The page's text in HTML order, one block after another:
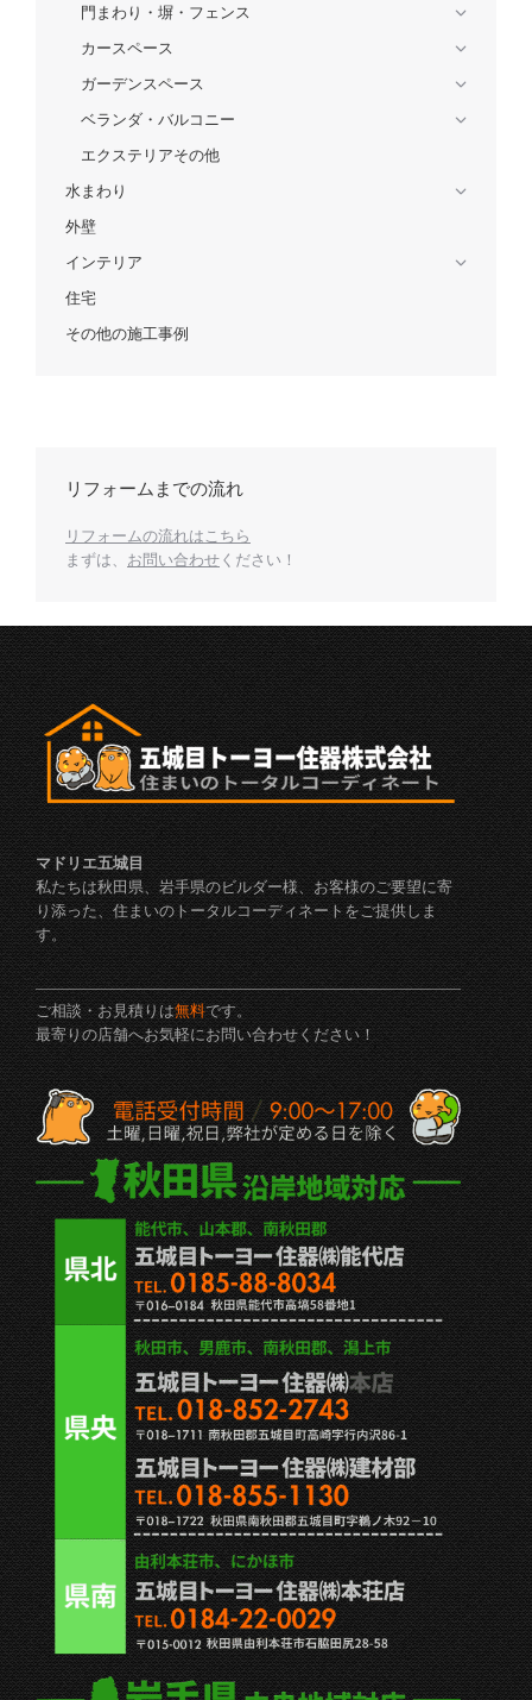
門まわり・塀・フェンス
カースペース
ガーデンスペース
ベランダ・バルコニー
エクステリアその他
水まわり
外壁
インテリア
住宅
その他の施工事例
リフォームまでの流れ
リフォームの流れはこちら
まずは、 お問い合わせ ください！
マドリエ五城目
私たちは秋田県、岩手県のビルダー様、お客様のご要望に寄
り添った、住まいのトータルコーディネートをご提供しま
す。
ご相談・お見積りは無料です。
最寄りの店舗へお気軽にお問い合わせください！